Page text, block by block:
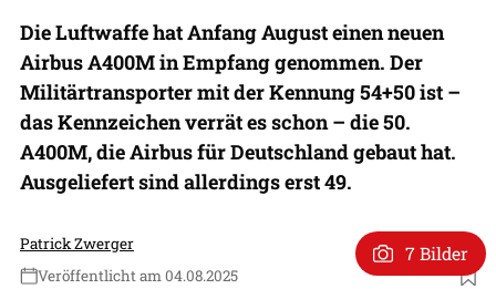
Die Luftwaffe hat Anfang August einen neuen
Airbus A400M in Empfang genommen. Der
Militärtransporter mit der Kennung 54+50 ist –
das Kennzeichen verrät es schon – die 50.
A400M, die Airbus für Deutschland gebaut hat.
Ausgeliefert sind allerdings erst 49.
Patrick Zwerger
Veröffentlicht am 04.08.2025
7 Bilder